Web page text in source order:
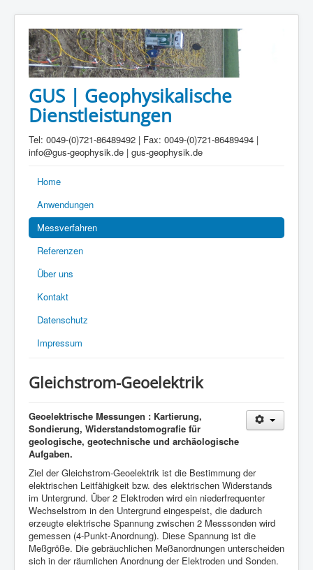
GUS | Geophysikalische
Dienstleistungen
Tel: 0049-(0)721-86489492 | Fax: 0049-(0)721-86489494 |
info@gus-geophysik.de | gus-geophysik.de
Home
Anwendungen
Messverfahren
Referenzen
Über uns
Kontakt
Datenschutz
Impressum
Gleichstrom-Geoelektrik
Geoelektrische Messungen : Kartierung,
Sondierung, Widerstandstomografie für
geologische, geotechnische und archäologische
Aufgaben.
Ziel der Gleichstrom-Geoelektrik ist die Bestimmung der
elektrischen Leitfähigkeit bzw. des elektrischen Widerstands
im Untergrund. Über 2 Elektroden wird ein niederfrequenter
Wechselstrom in den Untergrund eingespeist, die dadurch
erzeugte elektrische Spannung zwischen 2 Messsonden wird
gemessen (4-Punkt-Anordnung). Diese Spannung ist die
Meßgröße. Die gebräuchlichen Meßanordnungen unterscheiden
sich in der räumlichen Anordnung der Elektroden und Sonden.